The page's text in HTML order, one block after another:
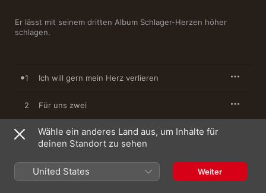
Er lässt mit seinem dritten Album Schlager-Herzen höher
schlagen.
1 Ich will gern mein Herz verlieren
2 Für uns zwei
3 Bella Vita
Wähle ein anderes Land aus, um Inhalte für
deinen Standort zu sehen
United States Weiter